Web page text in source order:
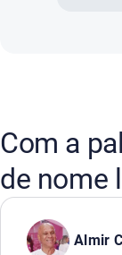
Com a
de nome
Almir